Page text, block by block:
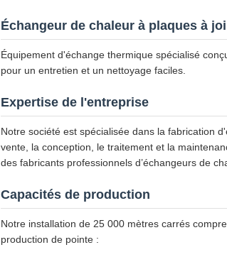
Échangeur de chaleur à plaques à
Équipement d'échange thermique spécialisé
pour un entretien et un nettoyage faciles.
Expertise de l'entreprise
Notre société est spécialisée dans la fabrication
vente, la conception, le traitement et la
des fabricants professionnels d’échangeurs de
Capacités de production
Notre installation de 25 000 mètres carrés
production de pointe :